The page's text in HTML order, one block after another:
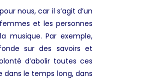
nous, car il s’agit d’un
et les personnes
musique. Par exemple,
sur des savoirs et
d’abolir toutes ces
dans le temps long, dans